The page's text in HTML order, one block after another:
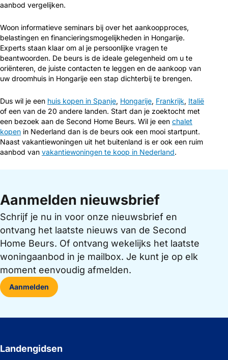
aanbod vergelijken.
Woon informatieve seminars bij over het aankoopproces,
belastingen en financieringsmogelijkheden in Hongarije.
Experts staan klaar om al je persoonlijke vragen te
beantwoorden. De beurs is de ideale gelegenheid om u te
oriënteren, de juiste contacten te leggen en de aankoop van
uw droomhuis in Hongarije een stap dichterbij te brengen.
Dus wil je een huis kopen in Spanje, Hongarije, Frankrijk, Italië
of een van de 20 andere landen. Start dan je zoektocht met
een bezoek aan de Second Home Beurs. Wil je een chalet
kopen in Nederland dan is de beurs ook een mooi startpunt.
Naast vakantiewoningen uit het buitenland is er ook een ruim
aanbod van vakantiewoningen te koop in Nederland.
Aanmelden nieuwsbrief
Schrijf je nu in voor onze nieuwsbrief en
ontvang het laatste nieuws van de Second
Home Beurs. Of ontvang wekelijks het laatste
woningaanbod in je mailbox. Je kunt je op elk
moment eenvoudig afmelden.
Aanmelden
Landengidsen